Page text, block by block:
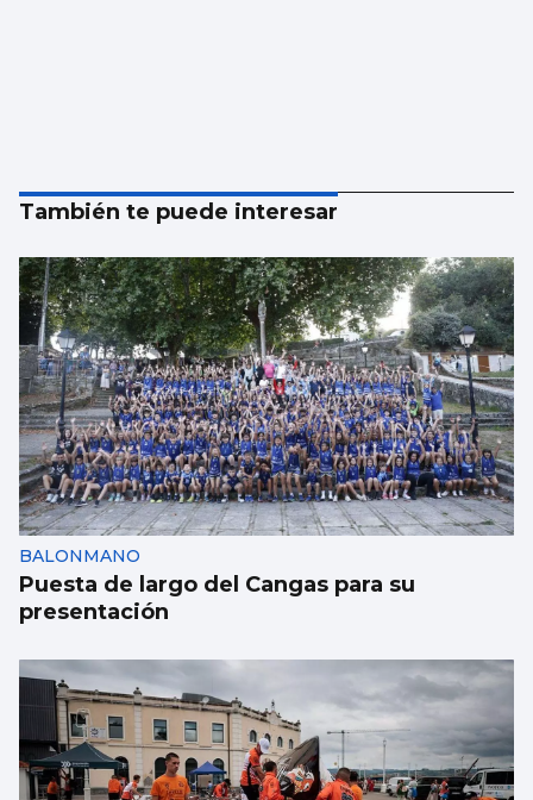
También te puede interesar
BALONMANO
Puesta de largo del Cangas para su
presentación